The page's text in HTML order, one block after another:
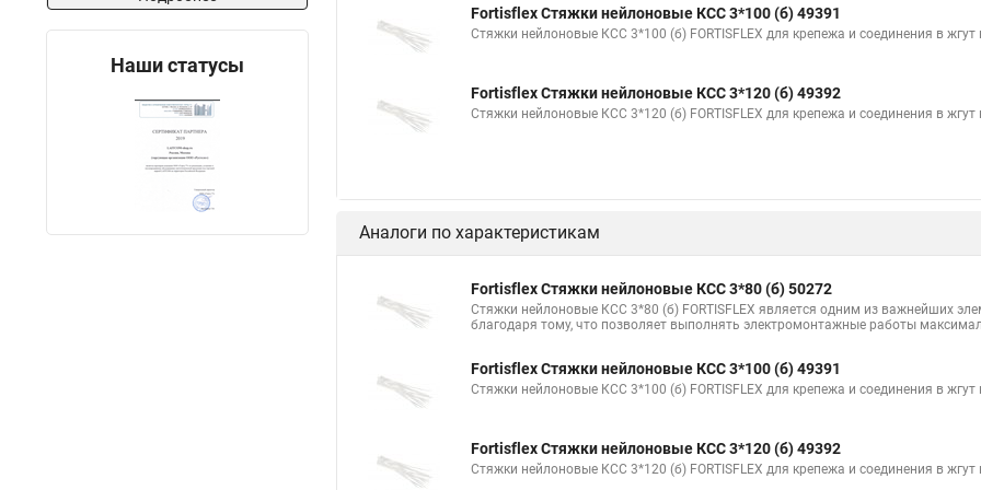
Наши статусы
Стяжки толстые Стяжка монтажная с площадкой Стяжка крепления Стяжка
Стяжка на 400 мм Стяжка мини Где можно купить стяжки Винт стяжка
Межсекционной стяжки для мебели
Стяжки пластиковые морозостойкие
Стяжки нейлоновые для кабеля Стяжка rexant нейлоновая Стяжка груза цена Для
Стяжки резиновые для груза Стяжка квадратная Пластиковые хомуты для стяжки
Многоразовая стяжка хомут Стяжки кабельные для чего Стяжка многоразовая
Fortisflex Стяжки нейлоновые КСС 3*100 (б) 49391
Стяжки нейлоновые КСС 3*100 (б) FORTISFLEX для крепежа и соединения в жгут
Fortisflex Стяжки нейлоновые КСС 3*120 (б) 49392
Стяжки нейлоновые КСС 3*120 (б) FORTISFLEX для крепежа и соединения в жгут
Аналоги по характеристикам
Fortisflex Стяжки нейлоновые КСС 3*80 (б) 50272
Стяжки нейлоновые КСС 3*80 (б) FORTISFLEX является одним из важнейших
благодаря тому, что позволяет выполнять электромонтажные работы
Fortisflex Стяжки нейлоновые КСС 3*100 (б) 49391
Стяжки нейлоновые КСС 3*100 (б) FORTISFLEX для крепежа и соединения в жгут
Fortisflex Стяжки нейлоновые КСС 3*120 (б) 49392
Стяжки нейлоновые КСС 3*120 (б) FORTISFLEX для крепежа и соединения в жгут